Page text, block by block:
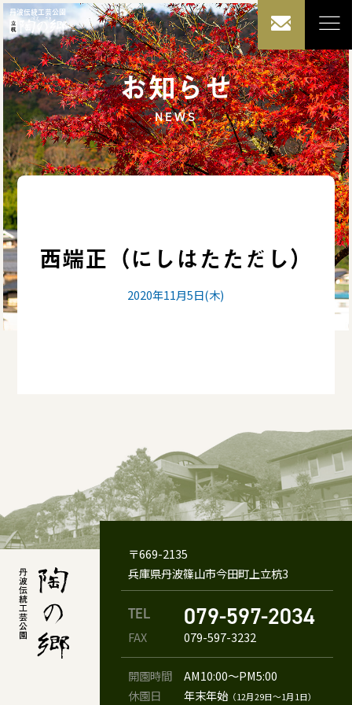
丹波伝統工芸公園
お知らせ
NEWS
西端正（にしはたただし）
2020年11月5日(木)
〒669-2135
兵庫県丹波篠山市今田町上立杭3
TEL 079-597-2034
FAX 079-597-3232
開園時間
AM10:00〜PM5:00
休園日
年末年始 （12月29日〜1月1日）